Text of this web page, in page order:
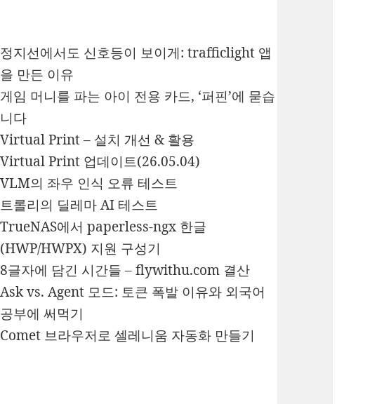
정지선에서도 신호등이 보이게: trafficlight 앱
을 만든 이유
게임 머니를 파는 아이 전용 카드, ‘퍼핀’에 묻습
니다
Virtual Print – 설치 개선 & 활용
Virtual Print 업데이트(26.05.04)
VLM의 좌우 인식 오류 테스트
트롤리의 딜레마 AI 테스트
TrueNAS에서 paperless-ngx 한글
(HWP/HWPX) 지원 구성기
8글자에 담긴 시간들 – flywithu.com 결산
Ask vs. Agent 모드: 토큰 폭발 이유와 외국어
공부에 써먹기
Comet 브라우저로 셀레니움 자동화 만들기